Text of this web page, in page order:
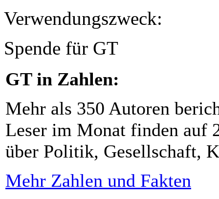
Verwendungszweck:
Spende für GT
GT in Zahlen:
Mehr als 350 Autoren
Leser im Monat finden auf
über Politik, Gesellschaft,
Mehr Zahlen und Fakten